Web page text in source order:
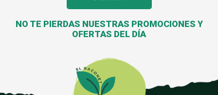
NO TE PIERDAS NUESTRAS PROMOCIONES Y
OFERTAS DEL DÍA